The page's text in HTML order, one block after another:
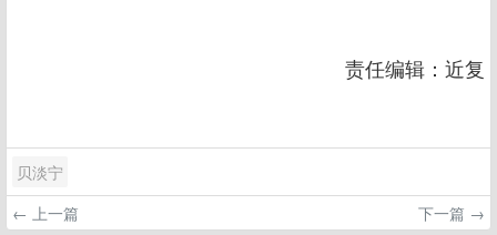
责任编辑：近复
贝淡宁
← 上一篇
下一篇 →